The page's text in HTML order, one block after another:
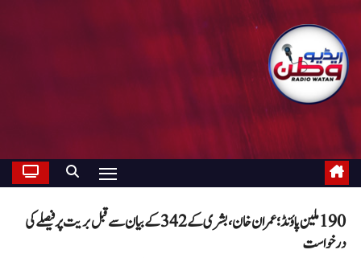
190 ملین پاؤنڈ؛ عمران خان، بشری کے 342 کے بیان سے قبل بریت پر فیصلے کی
درخواست